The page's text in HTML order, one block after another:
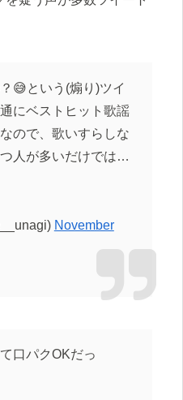
😅という(煽り)ツイ
にベストヒット歌謡
ので、歌いすらしな
人が多いだけでは…
November
口パクOKだっ